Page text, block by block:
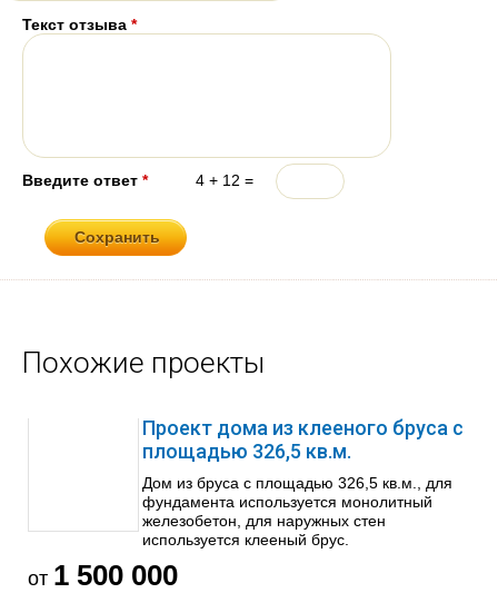
Текст отзыва *
Введите ответ * 4 + 12 =
Похожие проекты
Проект дома из клееного бруса с
площадью 326,5 кв.м.
Дом из бруса с площадью 326,5 кв.м., для
фундамента используется монолитный
железобетон, для наружных стен
используется клееный брус.
от 1 500 000